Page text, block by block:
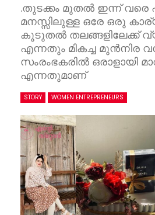
.തുടക്കം മുതൽ ഇന്ന്
മനസ്സിലുള്ള ഒരേ ഒരു
കൂടുതൽ തലങ്ങളിലേക്ക്
എന്നതും മികച്ച മുൻനിര
സംരംഭകരിൽ ഒരാളായി
എന്നതുമാണ്
STORY WOMEN ENTREPRENEURS